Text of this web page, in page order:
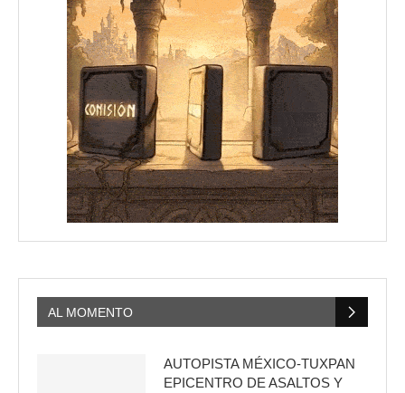
AL MOMENTO
AUTOPISTA MÉXICO-TUXPAN
EPICENTRO DE ASALTOS Y